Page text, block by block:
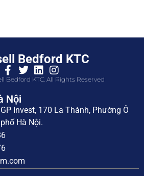
Bedford KTC
Bedford KTC. All Rights Reserved
Nội
Invest, 170 La Thành, Phường Ô
Hà Nội.